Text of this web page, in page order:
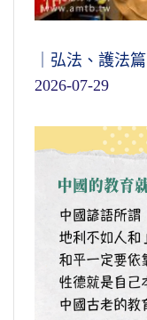
｜弘法、護法篇
2026-07-29